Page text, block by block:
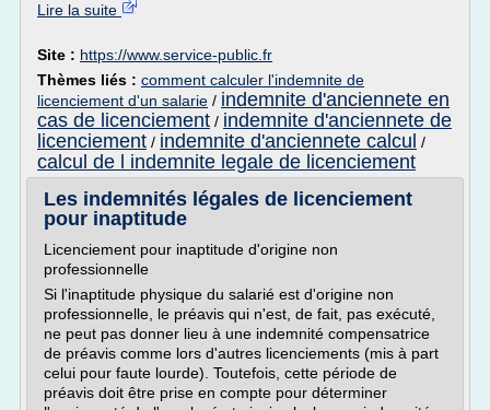
Lire la suite
Site : https://www.service-public.fr
Thèmes liés : comment calculer l'indemnite de
licenciement d'un salarie / indemnite d'anciennete en
cas de licenciement / indemnite d'anciennete de
licenciement / indemnite d'anciennete calcul /
calcul de l indemnite legale de licenciement
Les indemnités légales de licenciement
pour inaptitude
Licenciement pour inaptitude d'origine non
professionnelle
Si l'inaptitude physique du salarié est d'origine non
professionnelle, le préavis qui n'est, de fait, pas exécuté,
ne peut pas donner lieu à une indemnité compensatrice
de préavis comme lors d'autres licenciements (mis à part
celui pour faute lourde). Toutefois, cette période de
préavis doit être prise en compte pour déterminer